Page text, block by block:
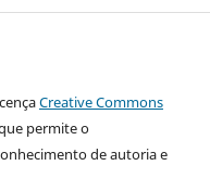
Creative Commons
permite o
de autoria e